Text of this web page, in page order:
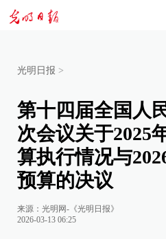
光明日报 >
第十四届全国人
次会议关于2025
算执行情况与
预算的决议
来源： 光明网-《光明日报》
2026-03-13 06:25